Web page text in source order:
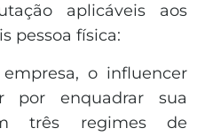
aplicáveis aos
pessoa física:
o influencer
por enquadrar sua
três regimes de